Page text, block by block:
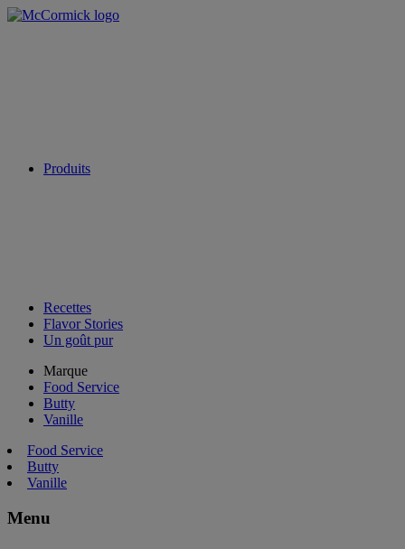
Produits
Recettes
Flavor Stories
Un goût pur
Marque
Food Service
Butty
Vanille
Food Service
Butty
Vanille
Menu